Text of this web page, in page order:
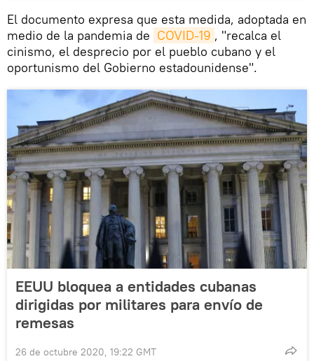
El documento expresa que esta medida, adoptada en
medio de la pandemia de COVID-19 , "recalca el
cinismo, el desprecio por el pueblo cubano y el
oportunismo del Gobierno estadounidense".
EEUU bloquea a entidades cubanas
dirigidas por militares para envío de
remesas
26 de octubre 2020, 19:22 GMT